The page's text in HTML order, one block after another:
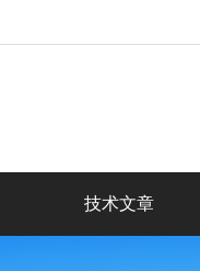
技术文章